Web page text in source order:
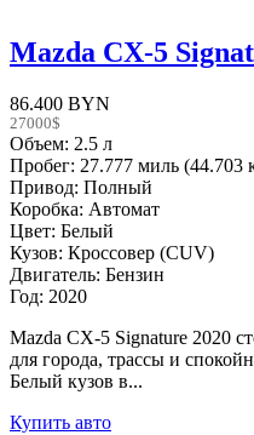
Mazda CX-5
86.400 BYN
27000$
Объем: 2.5 л
Пробег: 27.777 миль (44.703
Привод: Полный
Коробка: Автомат
Цвет: Белый
Кузов: Кроссовер (CUV)
Двигатель: Бензин
Год: 2020
Mazda CX-5 Signature 2020
для города, трассы и
Белый кузов в...
Купить авто